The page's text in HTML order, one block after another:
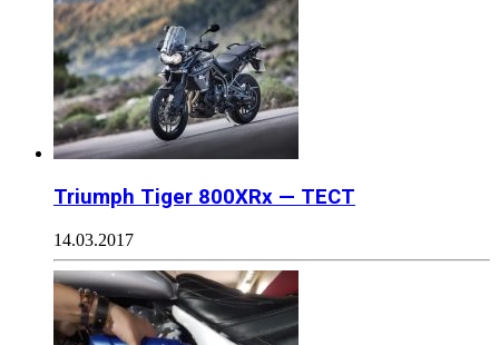
Triumph Tiger 800XRx — ТЕСТ
14.03.2017